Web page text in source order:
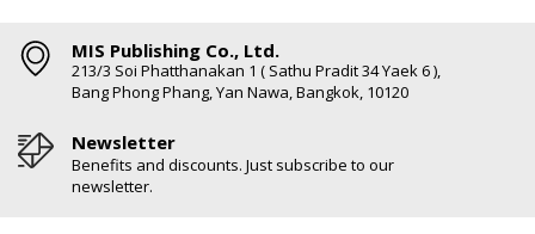
MIS Publishing Co., Ltd.
213/3 Soi Phatthanakan 1 ( Sathu Pradit 34 Yaek 6 ),
Bang Phong Phang, Yan Nawa, Bangkok, 10120
Newsletter
Benefits and discounts. Just subscribe to our
newsletter.